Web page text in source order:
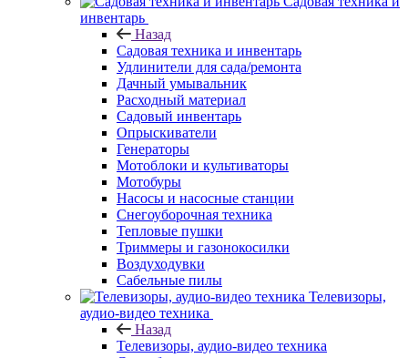
инвентарь
Назад
Садовая техника и инвентарь
Удлинители для сада/ремонта
Дачный умывальник
Расходный материал
Садовый инвентарь
Опрыскиватели
Генераторы
Мотоблоки и культиваторы
Мотобуры
Насосы и насосные станции
Снегоуборочная техника
Тепловые пушки
Триммеры и газонокосилки
Воздуходувки
Сабельные пилы
Телевизоры,
аудио-видео техника
Назад
Телевизоры, аудио-видео техника